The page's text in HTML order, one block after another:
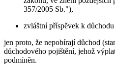
357/2005 Sb."),
zvláštní příspěvek k
jen proto, že nepobírají důchod
důchodového pojištění, jehož
podmíněn.